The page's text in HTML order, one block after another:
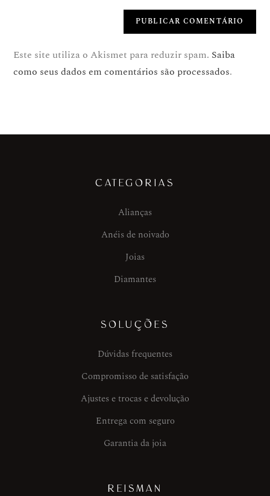
Este site utiliza o Akismet para reduzir spam. Saiba
como seus dados em comentários são processados.
CATEGORIAS
Alianças
Anéis de noivado
Joias
Diamantes
SOLUÇÕES
Dúvidas frequentes
Compromisso de satisfação
Ajustes e trocas e devolução
Entrega com seguro
Garantia da joia
REISMAN